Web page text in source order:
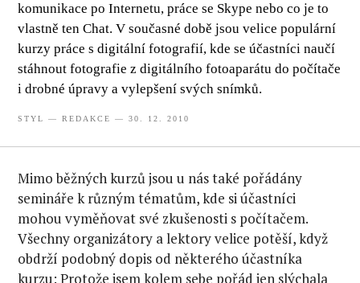
komunikace po Internetu, práce se Skype nebo co je to
vlastně ten Chat. V současné době jsou velice populární
kurzy práce s digitální fotografií, kde se účastníci naučí
stáhnout fotografie z digitálního fotoaparátu do počítače
i drobné úpravy a vylepšení svých snímků.
STYL —REDAKCE — 30. 12. 2010
Mimo běžných kurzů jsou u nás také pořádány
semináře k různým tématům, kde si účastníci
mohou vyměňovat své zkušenosti s počítačem.
Všechny organizátory a lektory velice potěší, když
obdrží podobný dopis od některého účastníka
kurzu: Protože jsem kolem sebe pořád jen slýchala